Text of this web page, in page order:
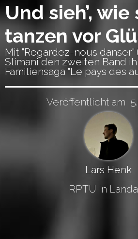
Und sieh’, wie
tanzen vor
Mit "Regardez-nous danser"
Slimani den zweiten Band
Familiensaga "Le pays des
Veröffentlicht am
Lars Henk
RPTU in